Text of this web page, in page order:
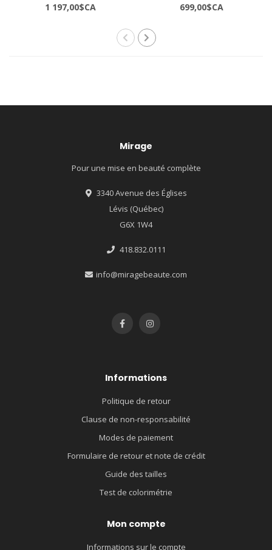
1 197,00$CA 699,00$CA
Mirage
Pour une mise en beauté complète
3340 Avenue des Églises
Lévis (Québec)
G6X 1W4
418.832.0111
info@miragebeaute.com
Informations
Politique de retour
Clause de non-responsabilité
Modes de paiement
Formulaire de retour et note de crédit
Guide des tailles
Test de colorimétrie
Mon compte
Informations sur le compte